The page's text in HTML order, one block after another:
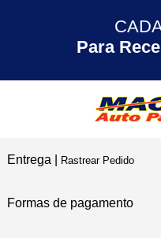
30
Para
Entrega | Rastrear Pedido
Formas de pagamento